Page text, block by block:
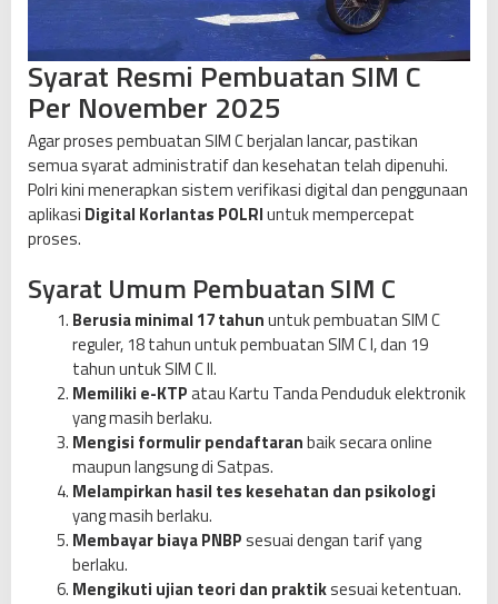
Syarat Resmi Pembuatan SIM C
Per November 2025
Agar proses pembuatan SIM C berjalan lancar, pastikan
semua syarat administratif dan kesehatan telah dipenuhi.
Polri kini menerapkan sistem verifikasi digital dan penggunaan
aplikasi Digital Korlantas POLRIuntuk mempercepat
proses.
Syarat Umum Pembuatan SIM C
Berusia minimal 17 tahununtuk pembuatan SIM C
reguler, 18 tahun untuk pembuatan SIM C I, dan 19
tahun untuk SIM C II.
Memiliki e-KTPatau Kartu Tanda Penduduk elektronik
yang masih berlaku.
Mengisi formulir pendaftaranbaik secara online
maupun langsung di Satpas.
Melampirkan hasil tes kesehatan dan psikologi
yang masih berlaku.
Membayar biaya PNBPsesuai dengan tarif yang
berlaku.
Mengikuti ujian teori dan praktiksesuai ketentuan.